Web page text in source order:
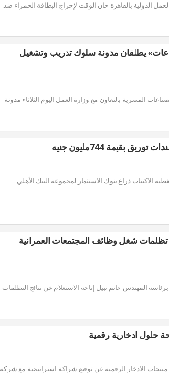
الدولية بالقاهرة حان الوقت لإخراج البطاقة الحمراء ضد
يطلقان مدونة سلوك تدريب وتشغيل
المصرية بالتعاون مع وزارة العمل اليوم الثلاثاء مدونة
بقيمة 744مليون جنيه
الاكتتاب ذراع بنوك الاستثمار لمجموعة البنك الأهلي
تظلمات شغل وظائف المجتمعات العمرانية
المهندس حاتم نبيل إتاحة الاستعلام عن نتائج التظلمات
حلول ادخارية رقمية
الادخار الرقمية عن توقيع شراكة استراتيجية مع شركة